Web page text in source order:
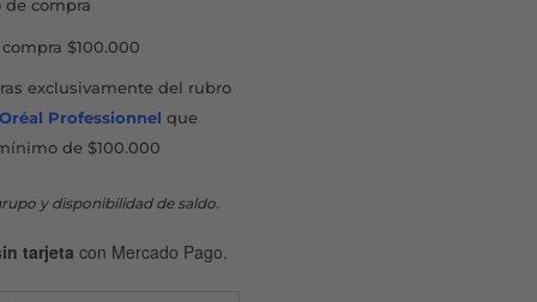
compra
$100.000
exclusivamente del rubro
Professionnel que
de $100.000
y disponibilidad de saldo.
tarjeta con Mercado Pago.